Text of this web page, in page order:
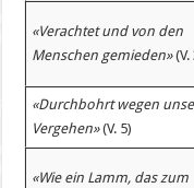
«Verachtet und von den
Menschen gemieden»(V.
«Durchbohrt wegen
Vergehen»(V. 5)
«Wie ein Lamm, das zum